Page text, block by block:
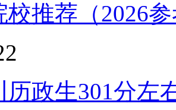
校推荐（2026
历政生301分左